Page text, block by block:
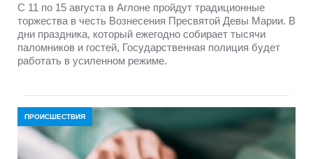
С 11 по 15 августа в Аглоне пройдут традиционные
торжества в честь Вознесения Пресвятой Девы Марии. В
дни праздника, который ежегодно собирает тысячи
паломников и гостей, Государственная полиция будет
работать в усиленном режиме.
ПРОИСШЕСТВИЯ